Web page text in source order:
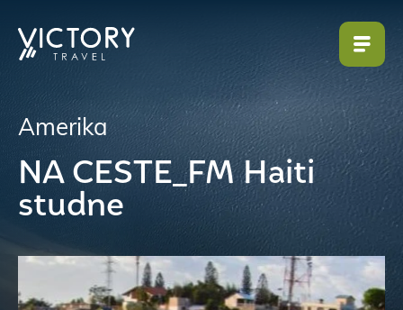
Amerika
NA CESTE_FM Haiti
studne